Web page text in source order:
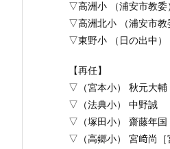
▽高洲小 （浦安市教
▽高洲北小 （浦安市
▽東野小 （日の出中
【再任】
▽（宮本小） 秋元大輔
▽（法典小） 中野誠
▽（塚田小） 齋藤年国
▽（高郷小） 宮﨑尚［